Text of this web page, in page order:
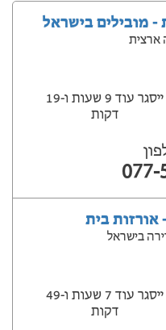
- מובילים בישראל
ארצית
ייסגר עוד 9 שעות ‫ו-19
דקות
077-
אורזות בית
בישראל
ייסגר עוד 7 שעות ‫ו-49
דקות